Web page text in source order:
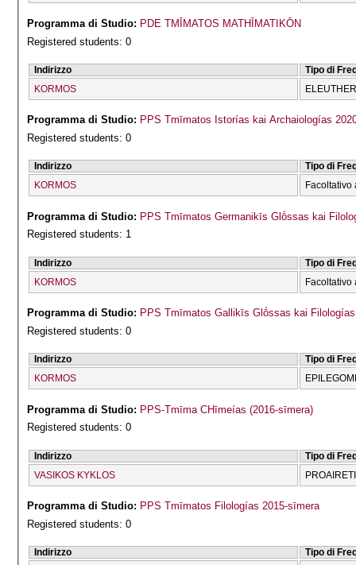
Programma di Studio: PDE TMĪMATOS MATHĪMATIKŌN
Registered students: 0
Indirizzo
Tipo di
KORMOS
Programma di Studio: PPS Tmīmatos Istorías kai Archaiologías
Registered students: 0
Indirizzo
Tipo di
KORMOS
Facoltativo
Programma di Studio: PPS Tmīmatos Germanikīs Glṓssas kai
Registered students: 1
Indirizzo
Tipo di
KORMOS
Facoltativo
Programma di Studio: PPS Tmīmatos Gallikīs Glṓssas kai Filologías
Registered students: 0
Indirizzo
Tipo di
KORMOS
Programma di Studio: PPS-Tmīma CΗīmeías (2016-sīmera)
Registered students: 0
Indirizzo
Tipo di
VASIKOS KYKLOS
Programma di Studio: PPS Tmīmatos Filologías 2015-sīmera
Registered students: 0
Indirizzo
Tipo di